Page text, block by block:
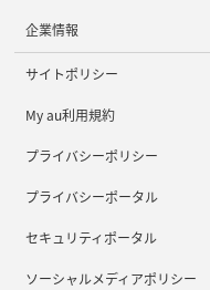
企業情報
サイトポリシー
My au利用規約
プライバシーポリシー
プライバシーポータル
セキュリティポータル
ソーシャルメディアポリシー